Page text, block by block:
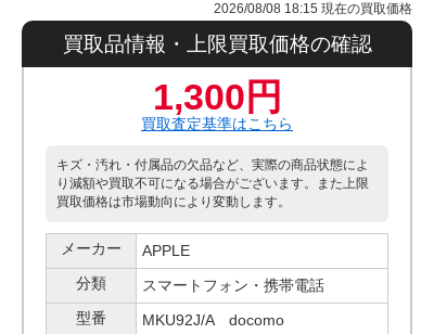
2026/08/08 18:15 現在の買取価格
買取品情報・上限買取価格の確認
1,300円
買取査定基準はこちら
キズ・汚れ・付属品の欠品など、実際の商品状態によ
り減額や買取不可になる場合がございます。また上限
買取価格は市場動向により変動します。
メーカー
APPLE
分類
スマートフォン・携帯電話
型番
MKU92J/A docomo